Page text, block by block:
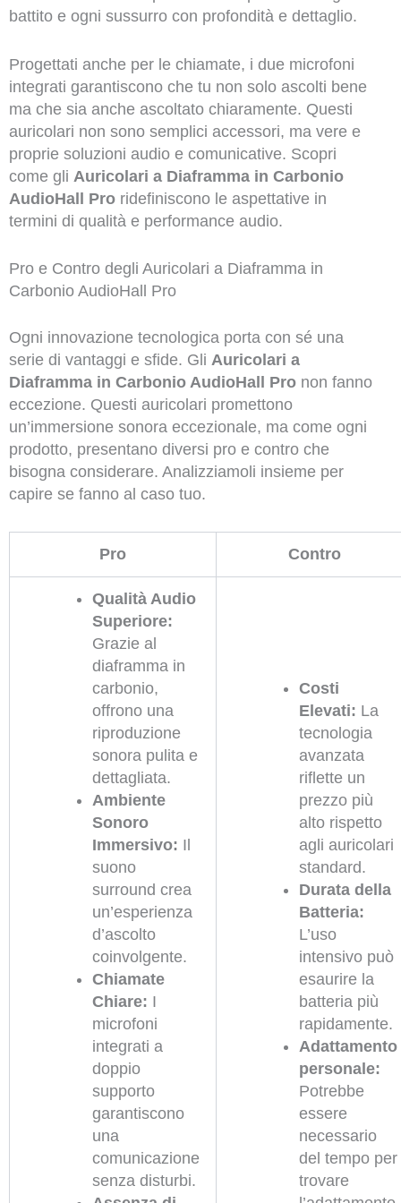
battito e ogni sussurro con profondità e dettaglio.
Progettati anche per le chiamate, i due microfoni
integrati garantiscono che tu non solo ascolti bene
ma che sia anche ascoltato chiaramente. Questi
auricolari non sono semplici accessori, ma vere e
proprie soluzioni audio e comunicative. Scopri
come gli Auricolari a Diaframma in Carbonio
AudioHall Proridefiniscono le aspettative in
termini di qualità e performance audio.
Pro e Contro degli Auricolari a Diaframma in
Carbonio AudioHall Pro
Ogni innovazione tecnologica porta con sé una
serie di vantaggi e sfide. Gli Auricolari a
Diaframma in Carbonio AudioHall Pronon fanno
eccezione. Questi auricolari promettono
un’immersione sonora eccezionale, ma come ogni
prodotto, presentano diversi pro e contro che
bisogna considerare. Analizziamoli insieme per
capire se fanno al caso tuo.
Pro Contro
Qualità Audio
Superiore:
Grazie al
diaframma in
carbonio,
offrono una
riproduzione
sonora pulita e
dettagliata.
Ambiente
Sonoro
Immersivo: Il
suono
surround crea
un’esperienza
d’ascolto
coinvolgente.
Chiamate
Chiare: I
microfoni
integrati a
doppio
supporto
garantiscono
una
comunicazione
senza disturbi.
Costi
Elevati: La
tecnologia
avanzata
riflette un
prezzo più
alto rispetto
agli auricolari
standard.
Durata della
Batteria:
L’uso
intensivo può
esaurire la
batteria più
rapidamente.
Adattamento
personale:
Potrebbe
essere
necessario
del tempo per
trovare